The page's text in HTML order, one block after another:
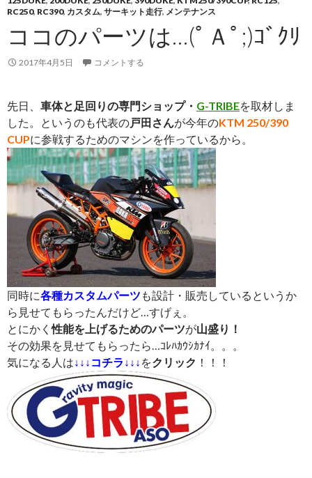
RC250, RC390, カスタム, サーキット走行, メンテナンス
ココのパーツは…(ﾟＡﾟ;)ｺﾞｸﾘ
2017年4月5日 コメントする
先日、 車体と足回りの専門ショップ・ G-TRIBEを取材しま
した。というのも代表の戸田さんが今年のKTM 250/390
CUPに参戦するためのマシンを作っているから。
同時に各種カスタムパーツ も設計・販売しているというか
ら見せてもらったんだけど…すげぇ。
とにかく性能を上げるためのパーツが山盛り！
その効果を見せてもらったら…ｺﾚﾊｶｳｼｶﾅｲ。。。
気になる人は↓↓↓コチラ↓↓↓ をクリック ！！！